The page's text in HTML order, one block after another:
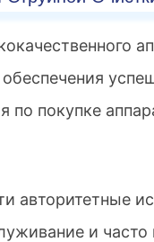
покупке
авторитетные
и